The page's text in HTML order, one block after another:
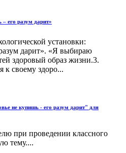
его разум дарит»
установки:
дарит». «Я выбираю
здоровый образ жизни.3.
к своему здоро...
не купишь - его разум дарит" для
при проведении классного
тему....